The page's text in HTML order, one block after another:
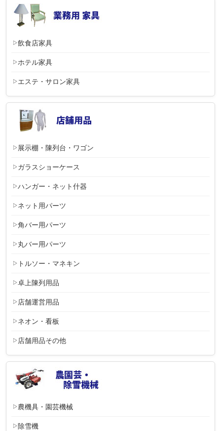
飲食店家具
ホテル家具
エステ・サロン家具
展示棚・陳列台・ワゴン
ガラスショーケース
ハンガー・ネット什器
ネット用パーツ
角バー用パーツ
丸バー用パーツ
トルソー・マネキン
卓上陳列用品
店舗運営用品
ネオン・看板
店舗用品その他
農機具・園芸機械
除雪機